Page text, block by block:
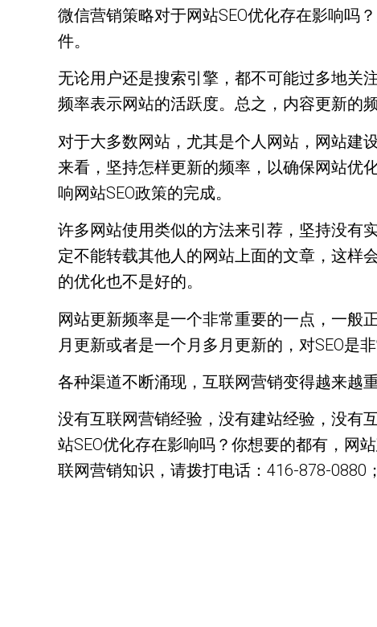
微信营销策略对于网站SEO优化存在影响吗
件。
无论用户还是搜索引擎，都不可能过多地关
频率表示网站的活跃度。总之，内容更新的
对于大多数网站，尤其是个人网站，网站建
来看，坚持怎样更新的频率，以确保网站优
响网站SEO政策的完成。
许多网站使用类似的方法来引荐，坚持没有
定不能转载其他人的网站上面的文章，这样
的优化也不是好的。
网站更新频率是一个非常重要的一点，一般
月更新或者是一个月多月更新的，对SEO是非
各种渠道不断涌现，互联网营销变得越来越
没有互联网营销经验，没有建站经验，没有
站SEO优化存在影响吗？你想要的都有，网
联网营销知识，请拨打电话：416-878-0880